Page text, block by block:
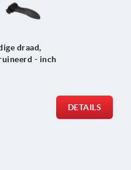
draad,
- inch
DETAILS